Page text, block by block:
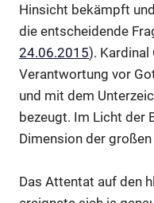
Hinsicht bekämpft
die entscheidende
24.06.2015). Kardinal
Verantwortung vor
und mit dem
bezeugt. Im Licht der
Dimension der
Das Attentat auf den